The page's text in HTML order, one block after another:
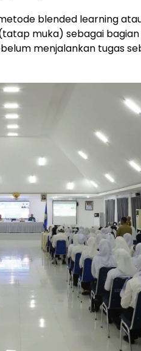
blended learning
muka) sebagai
menjalankan tugas